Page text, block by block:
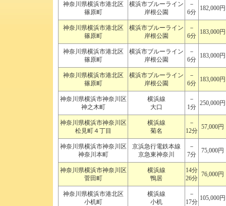
神奈川県横浜市港北区
篠原町
横浜市ブルーライン
岸根公園
－
6分
182,000円
神奈川県横浜市港北区
篠原町
横浜市ブルーライン
岸根公園
－
6分
183,000円
神奈川県横浜市港北区
篠原町
横浜市ブルーライン
岸根公園
－
6分
183,000円
神奈川県横浜市港北区
篠原町
横浜市ブルーライン
岸根公園
－
6分
183,000円
神奈川県横浜市神奈川区
神之木町
横浜線
大口
－
1分
250,000円
神奈川県横浜市神奈川区
松見町４丁目
横浜線
菊名
－
12分
57,000円
神奈川県横浜市神奈川区
神奈川本町
京浜急行電鉄本線
京急東神奈川
－
7分
75,000円
神奈川県横浜市神奈川区
菅田町
横浜線
鴨居
14分
26分
76,000円
神奈川県横浜市港北区
小机町
横浜線
小机
－
17分
105,000円